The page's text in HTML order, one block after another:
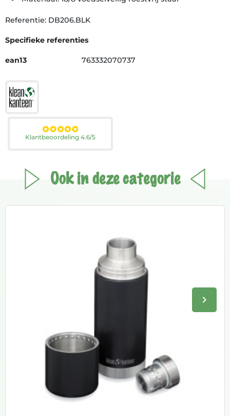
Referentie: DB206.BLK
Specifieke referenties
ean13 763332070737
Klantbeoordeling 4.6/5
Ook in deze categorie
keyboard_arrow_right